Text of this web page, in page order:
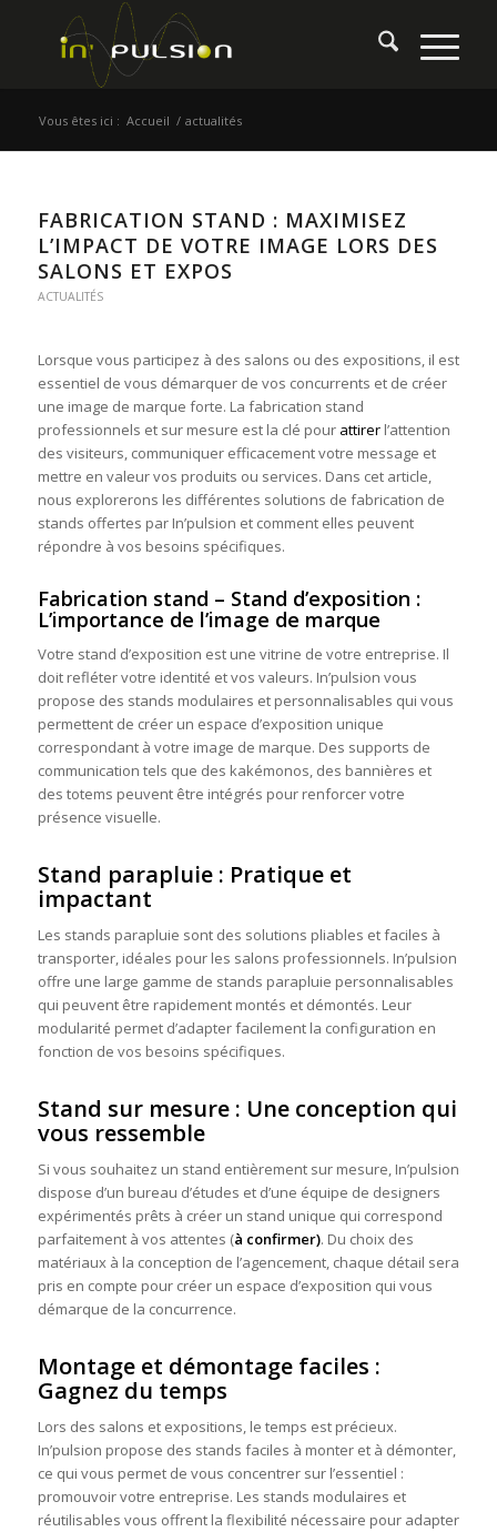
Vous êtes ici : Accueil / actualités
FABRICATION STAND : MAXIMISEZ
L’IMPACT DE VOTRE IMAGE LORS DES
SALONS ET EXPOS
ACTUALITÉS
Lorsque vous participez à des salons ou des expositions, il est
essentiel de vous démarquer de vos concurrents et de créer
une image de marque forte. La fabrication stand
professionnels et sur mesure est la clé pour attirerl’attention
des visiteurs, communiquer efficacement votre message et
mettre en valeur vos produits ou services. Dans cet article,
nous explorerons les différentes solutions de fabrication de
stands offertes par In’pulsion et comment elles peuvent
répondre à vos besoins spécifiques.
Fabrication stand – Stand d’exposition :
L’importance de l’image de marque
Votre stand d’exposition est une vitrine de votre entreprise. Il
doit refléter votre identité et vos valeurs. In’pulsion vous
propose des stands modulaires et personnalisables qui vous
permettent de créer un espace d’exposition unique
correspondant à votre image de marque. Des supports de
communication tels que des kakémonos, des bannières et
des totems peuvent être intégrés pour renforcer votre
présence visuelle.
Stand parapluie : Pratique et
impactant
Les stands parapluie sont des solutions pliables et faciles à
transporter, idéales pour les salons professionnels. In’pulsion
offre une large gamme de stands parapluie personnalisables
qui peuvent être rapidement montés et démontés. Leur
modularité permet d’adapter facilement la configuration en
fonction de vos besoins spécifiques.
Stand sur mesure : Une conception qui
vous ressemble
Si vous souhaitez un stand entièrement sur mesure, In’pulsion
dispose d’un bureau d’études et d’une équipe de designers
expérimentés prêts à créer un stand unique qui correspond
parfaitement à vos attentes (à confirmer). Du choix des
matériaux à la conception de l’agencement, chaque détail sera
pris en compte pour créer un espace d’exposition qui vous
démarque de la concurrence.
Montage et démontage faciles :
Gagnez du temps
Lors des salons et expositions, le temps est précieux.
In’pulsion propose des stands faciles à monter et à démonter,
ce qui vous permet de vous concentrer sur l’essentiel :
promouvoir votre entreprise. Les stands modulaires et
réutilisables vous offrent la flexibilité nécessaire pour adapter